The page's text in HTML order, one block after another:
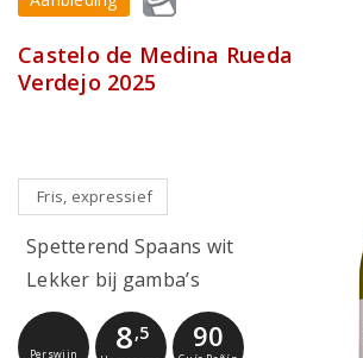
Castelo de Medina Rueda
Verdejo 2025
Fris, expressief
Spetterend Spaans wit
Lekker bij gamba’s
Perswijn 8,5 90